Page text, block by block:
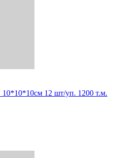
10*10*10см 12 шт/уп. 1200 т.м.